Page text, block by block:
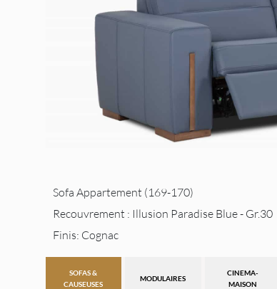
Sofa Appartement (169-170)
Recouvrement : Illusion Paradise Blue - Gr.30
Finis: Cognac
SOFAS &
CAUSEUSES
MODULAIRES
CINEMA-
MAISON